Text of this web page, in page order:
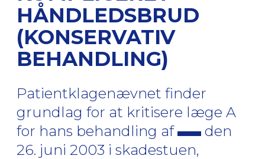
HÅNDLEDSBRUD
(KONSERVATIV
BEHANDLING)
Patientklagenævnet finder
grundlag for at kritisere læge A
for hans behandling af
den
26. juni 2003 i skadestuen,